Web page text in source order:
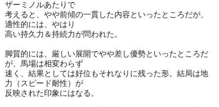
ザーミノルあたりで
考えると、やや前傾の一貫した内容といったところだが、
適性的には、やはり
高い持久力＆持続力が問われた。
脚質的には、厳しい展開でやや差し優勢といったところだ
が、馬場は相変わらず
速く、結果としては好位もそれなりに残った形。結局は地
力（スピード耐性）が
反映された印象にはなる。